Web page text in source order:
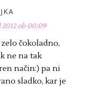
2012 ob 00:09
zelo čokoladno,
ne na tak
način:) pa ni
sladko, kar je